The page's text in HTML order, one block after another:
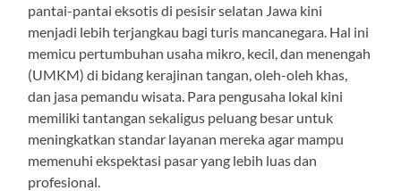
pantai-pantai eksotis di pesisir selatan Jawa kini
menjadi lebih terjangkau bagi turis mancanegara. Hal ini
memicu pertumbuhan usaha mikro, kecil, dan menengah
(UMKM) di bidang kerajinan tangan, oleh-oleh khas,
dan jasa pemandu wisata. Para pengusaha lokal kini
memiliki tantangan sekaligus peluang besar untuk
meningkatkan standar layanan mereka agar mampu
memenuhi ekspektasi pasar yang lebih luas dan
profesional.